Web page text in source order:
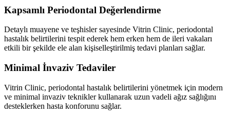
Kapsamlı Periodontal Değerlendirme
Detaylı muayene ve teşhisler sayesinde Vitrin Clinic, periodontal
hastalık belirtilerini tespit ederek hem erken hem de ileri vakaları
etkili bir şekilde ele alan kişiselleştirilmiş tedavi planları sağlar.
Minimal İnvaziv Tedaviler
Vitrin Clinic, periodontal hastalık belirtilerini yönetmek için modern
ve minimal invaziv teknikler kullanarak uzun vadeli ağız sağlığını
desteklerken hasta konforunu sağlar.